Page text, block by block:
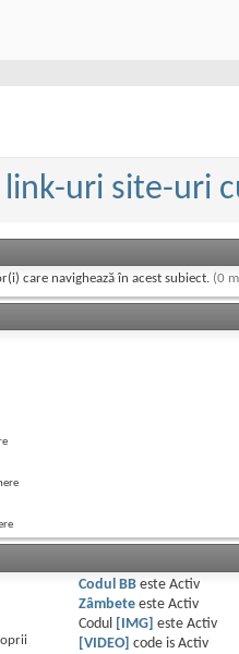
uri site-uri
care navighează în acest subiect. (0
Codul BBeste Activ
Zâmbeteeste Activ
Codul
[IMG] este Activ
[VIDEO] code is Activ